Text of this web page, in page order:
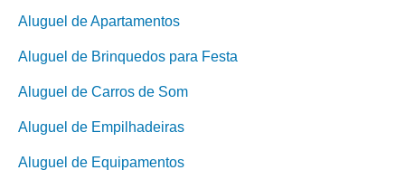
Aluguel de Apartamentos
Aluguel de Brinquedos para Festa
Aluguel de Carros de Som
Aluguel de Empilhadeiras
Aluguel de Equipamentos